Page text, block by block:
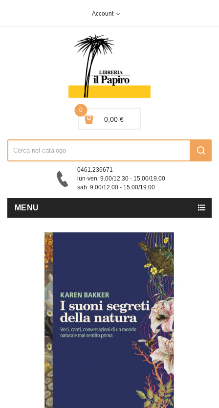
Account expand_more
0
0,00 €
0461.236671
lun-ven: 9.00/12.30 - 15.00/19.00
sab: 9.00/12.00 - 15.00/19.00
MENU